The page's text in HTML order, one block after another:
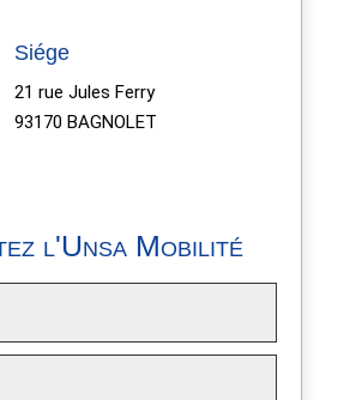
Siége
21 rue Jules Ferry
93170 BAGNOLET
l'Unsa Mobilité